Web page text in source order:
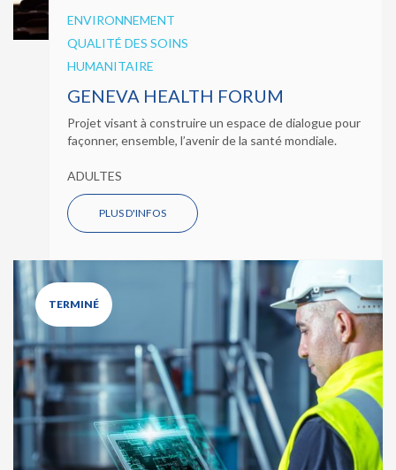
ENVIRONNEMENT
QUALITÉ DES SOINS
HUMANITAIRE
GENEVA HEALTH FORUM
Projet visant à construire un espace de dialogue pour
façonner, ensemble, l’avenir de la santé mondiale.
ADULTES
PLUS D'INFOS
TERMINÉ